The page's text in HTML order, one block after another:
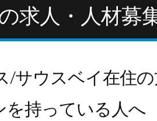
求人・人材募
ウスベイ在住の
を持っている人へ